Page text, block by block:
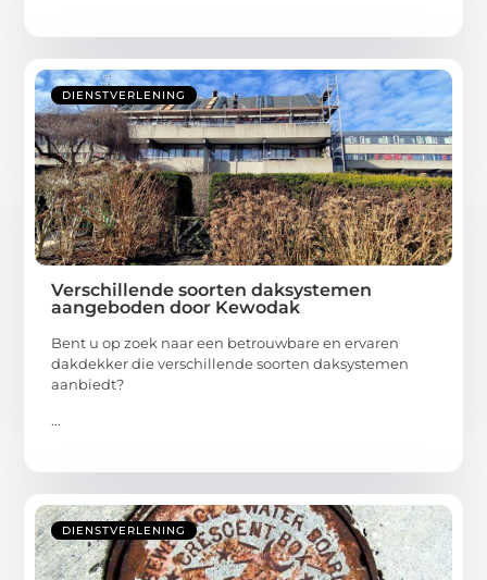
DIENSTVERLENING
Verschillende soorten daksystemen
aangeboden door Kewodak
Bent u op zoek naar een betrouwbare en ervaren
dakdekker die verschillende soorten daksystemen
aanbiedt?
...
DIENSTVERLENING